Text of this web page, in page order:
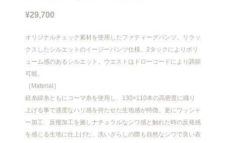
¥29,700
オリジナルチェック素材を使用したファティーグパンツ。リラッ
クスしたシルエットのイージーパンツ仕様。2タックによりボリ
ューム感のあるシルエット。ウエストはドローコードにより調節
可能。
［Material］
経糸緯糸ともにコーマ糸を使用し、130×110本の高密度に織り
上げる事で適度なハリ感を持たせた生地感が特徴。更にワッシャ
ー加工、反撥加工を施しナチュラルなシワ感と触れた時の反発感
を感じる生地に仕上げた。洗いざらしの際も自然なシワで良い表